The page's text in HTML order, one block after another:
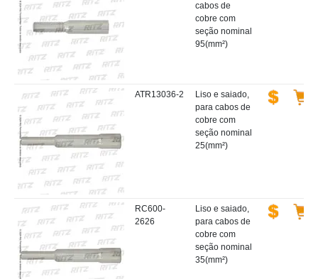
cabos de
cobre com
seção nominal
95(mm²)
ATR13036-2
Liso e saiado,
para cabos de
cobre com
seção nominal
25(mm²)
RC600-
2626
Liso e saiado,
para cabos de
cobre com
seção nominal
35(mm²)